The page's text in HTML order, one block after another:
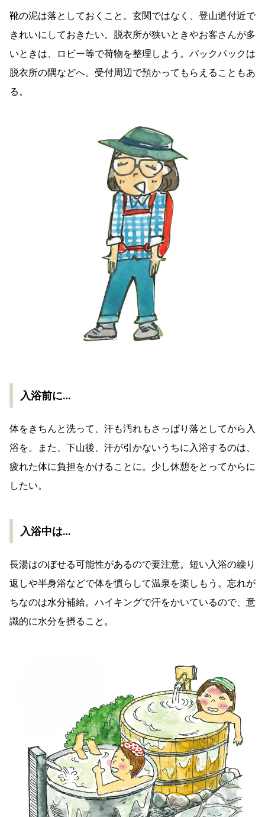
靴の泥は落としておくこと。玄関ではなく、登山道付近で
きれいにしておきたい。脱衣所が狭いときやお客さんが多
いときは、ロビー等で荷物を整理しよう。バックパックは
脱衣所の隅などへ。受付周辺で預かってもらえることもあ
る。
入浴前に…
体をきちんと洗って、汗も汚れもさっぱり落としてから入
浴を。また、下山後、汗が引かないうちに入浴するのは、
疲れた体に負担をかけることに。少し休憩をとってからに
したい。
入浴中は…
長湯はのぼせる可能性があるので要注意。短い入浴の繰り
返しや半身浴などで体を慣らして温泉を楽しもう。忘れが
ちなのは水分補給。ハイキングで汗をかいているので、意
識的に水分を摂ること。